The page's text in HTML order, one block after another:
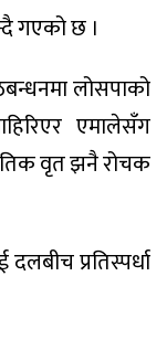
गएको छ ।
लोसपाको
एमालेसँग
वृत झनै रोचक
प्रतिस्पर्धा